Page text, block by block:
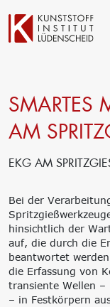
Technische
Oberflächentechnik
Anwendungstechnik
Verbundprojekte
Aus- und
Weiterbildung
Unser Portfolio
Firmenschulungen
Aktuelle Termine
Erstausbildung
SMARTES
AM
EKG AM
Bei der
hinsichtlich der
auf, die durch die
beantwortet
die Erfassung von
transiente Wellen –
– in Festkörpern